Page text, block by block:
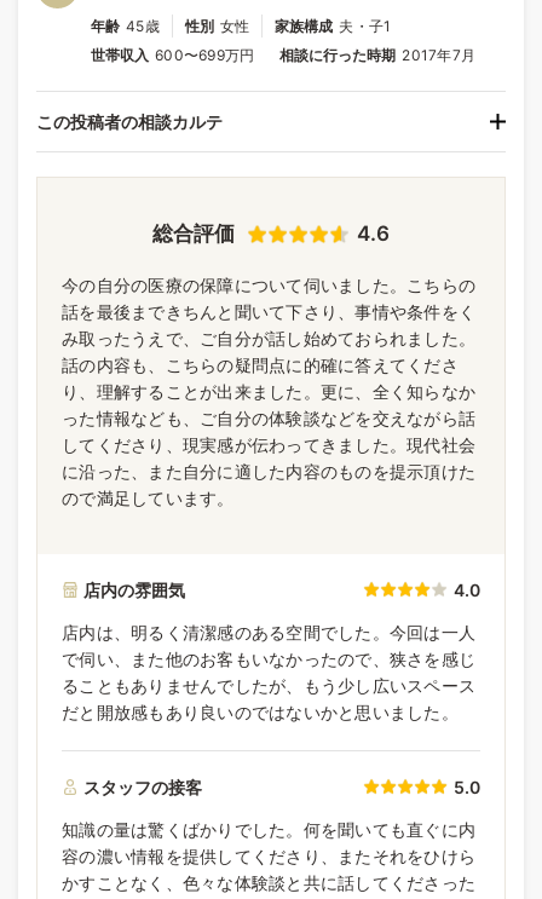
年齢 45歳 性別 女性 家族構成 夫・子1
世帯収入 600〜699万円 相談に行った時期 2017年7月
この投稿者の相談カルテ
総合評価 4.6
今の自分の医療の保障について伺いました。こちらの
話を最後まできちんと聞いて下さり、事情や条件をく
み取ったうえで、ご自分が話し始めておられました。
話の内容も、こちらの疑問点に的確に答えてくださ
り、理解することが出来ました。更に、全く知らなか
った情報なども、ご自分の体験談などを交えながら話
してくださり、現実感が伝わってきました。現代社会
に沿った、また自分に適した内容のものを提示頂けた
ので満足しています。
店内の雰囲気 4.0
店内は、明るく清潔感のある空間でした。今回は一人
で伺い、また他のお客もいなかったので、狭さを感じ
ることもありませんでしたが、もう少し広いスペース
だと開放感もあり良いのではないかと思いました。
スタッフの接客 5.0
知識の量は驚くばかりでした。何を聞いても直ぐに内
容の濃い情報を提供してくださり、またそれをひけら
かすことなく、色々な体験談と共に話してくださった